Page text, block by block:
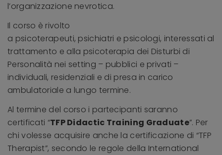
l’organizzazione nevrotica.
Il corso è rivolto
a psicoterapeuti, psichiatri e psicologi, interessati al
trattamento e alla psicoterapia dei Disturbi di
Personalità nei setting – pubblici e privati –
individuali, residenziali e di presa in carico
ambulatoriale a lungo termine.
Al termine del corso i partecipanti saranno
certificati “TFP Didactic Training Graduate”. Per
chi volesse acquisire anche la certificazione di “TFP
Therapist”, secondo le regole della International